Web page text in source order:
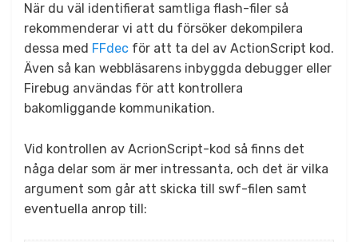
När du väl identifierat samtliga flash-filer så
rekommenderar vi att du försöker dekompilera
dessa med FFdec för att ta del av ActionScript kod.
Även så kan webbläsarens inbyggda debugger eller
Firebug användas för att kontrollera
bakomliggande kommunikation.
Vid kontrollen av AcrionScript-kod så finns det
någa delar som är mer intressanta, och det är vilka
argument som går att skicka till swf-filen samt
eventuella anrop till: